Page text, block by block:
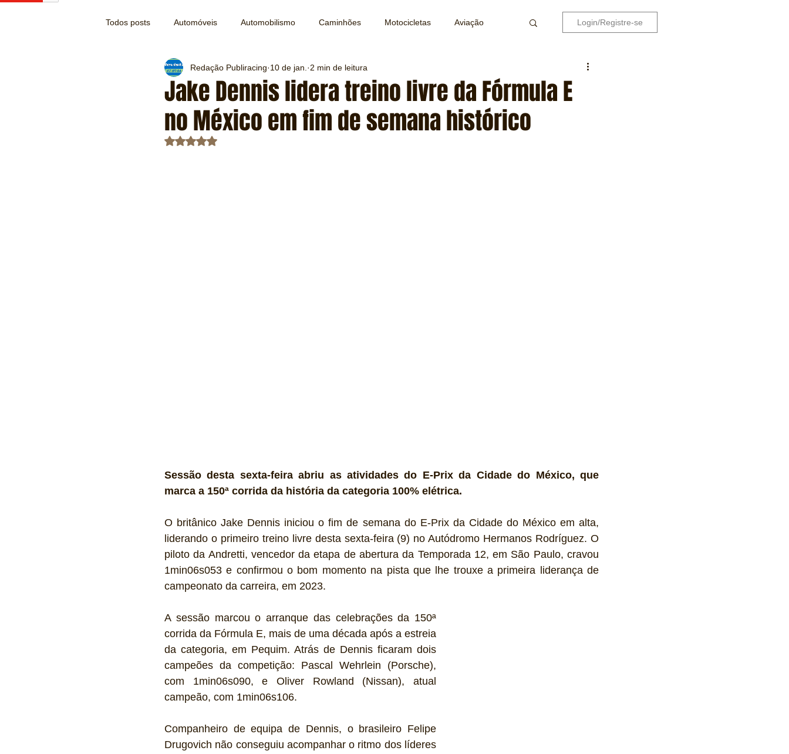
Todos posts Automóveis Automobilismo Caminhões Motocicletas Aviação
Turismo Lazer Transporte Trens e Metrô
Mecânica e Peças Segurança Testes e Comparativos Máquinas e Equipamentos
Login/Registre-se
Jake Dennis lidera treino livre da Fórmula E
no México em fim de semana histórico
Redação Publiracing 10 de jan. 2 min de leitura
Avaliado com NaN de 5 estrelas.
Sessão desta sexta-feira abriu as atividades do E-Prix da Cidade do México, que
marca a 150ª corrida da história da categoria 100% elétrica.
O britânico Jake Dennis iniciou o fim de semana do E-Prix da Cidade do México em alta,
liderando o primeiro treino livre desta sexta-feira (9) no Autódromo Hermanos Rodríguez. O
piloto da Andretti, vencedor da etapa de abertura da Temporada 12, em São Paulo, cravou
1min06s053 e confirmou o bom momento na pista que lhe trouxe a primeira liderança de
campeonato da carreira, em 2023.
A sessão marcou o arranque das celebrações da 150ª
corrida da Fórmula E, mais de uma década após a estreia
da categoria, em Pequim. Atrás de Dennis ficaram dois
campeões da competição: Pascal Wehrlein (Porsche),
com 1min06s090, e Oliver Rowland (Nissan), atual
campeão, com 1min06s106.
Companheiro de equipa de Dennis, o brasileiro Felipe
Drugovich não conseguiu acompanhar o ritmo dos líderes